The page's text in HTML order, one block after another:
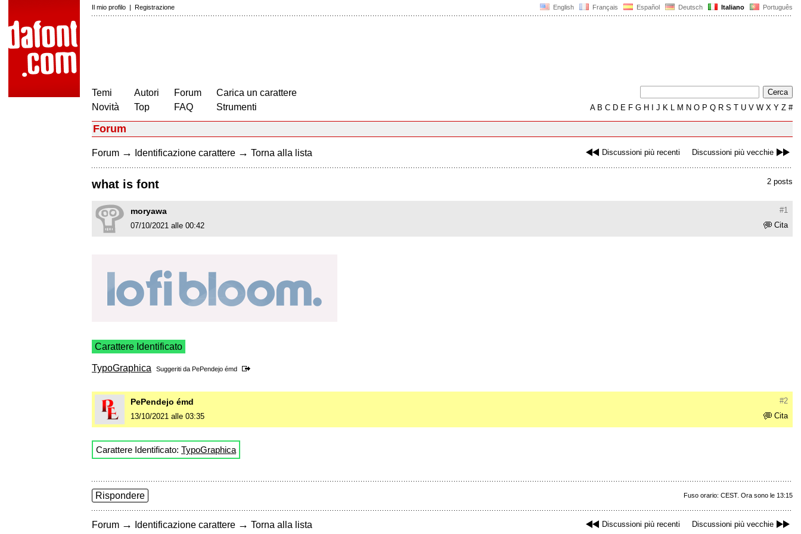
English Français Español Deutsch Italiano Português
Il mio profilo | Registrazione
Temi
Novità
Autori
Top
Forum
FAQ
Carica un carattere
Strumenti
AB C D E F G H J K L M N O P Q R S T U V W X Y Z #
Forum
Discussioni più recenti Discussioni più vecchie
Forum → Identificazione carattere → Torna alla lista
2 posts
what is font
#1
moryawa
Cita
07/10/2021 alle 00:42
Carattere Identificato
TypoGraphica Suggeriti da PePendejo émd
#2
PePendejo émd
Cita
13/10/2021 alle 03:35
Carattere Identificato: TypoGraphica
Fuso orario: CEST. Ora sono le 13:15
Rispondere
Discussioni più recenti Discussioni più vecchie
Forum → Identificazione carattere → Torna alla lista